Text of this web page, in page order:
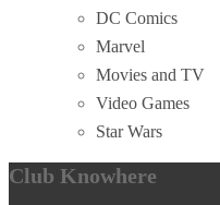
DC Comics
Marvel
Movies and TV
Video Games
Star Wars
Club Knowhere